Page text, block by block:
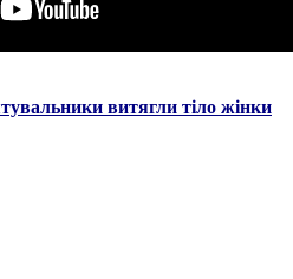
витягли тіло жінки